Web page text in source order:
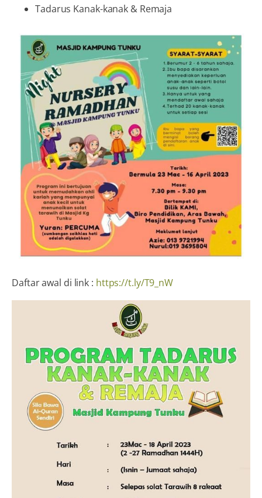
Tadarus Kanak-kanak & Remaja
Daftar awal di link : https://t.ly/T9_nW